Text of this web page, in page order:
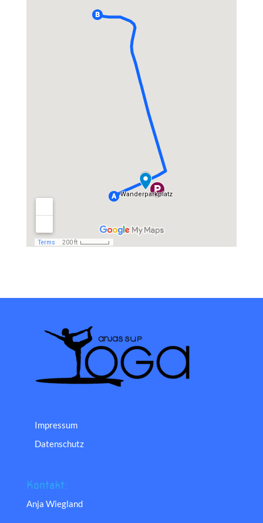
Impressum
Datenschutz
Kontakt:
Anja Wiegland